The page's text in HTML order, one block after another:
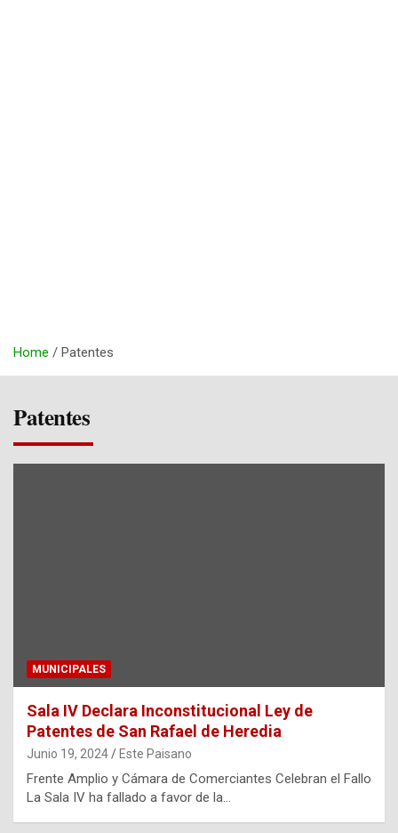
Home Patentes
Patentes
MUNICIPALES
Sala IV Declara Inconstitucional Ley de
Patentes de San Rafael de Heredia
Junio 19, 2024 Este Paisano
Frente Amplio y Cámara de Comerciantes Celebran el Fallo
La Sala IV ha fallado a favor de la…